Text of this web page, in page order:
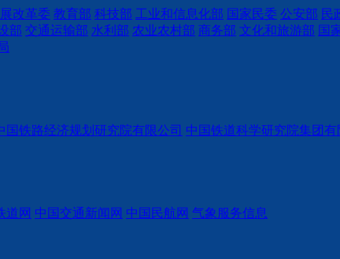
改革委 教育部 科技部 工业和信息化部 国家民委 公安部 民
部 交通运输部 水利部 农业农村部 商务部 文化和旅游部 国
国铁路经济规划研究院有限公司 中国铁道科学研究院集团有
道网 中国交通新闻网 中国民航网 气象服务信息